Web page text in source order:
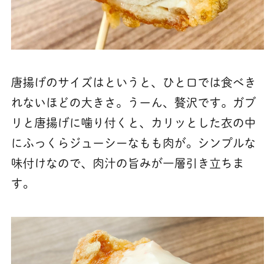
唐揚げのサイズはというと、ひと口では食べき
れないほどの大きさ。うーん、贅沢です。ガブ
リと唐揚げに噛り付くと、カリッとした衣の中
にふっくらジューシーなもも肉が。シンプルな
味付けなので、肉汁の旨みが一層引き立ちま
す。